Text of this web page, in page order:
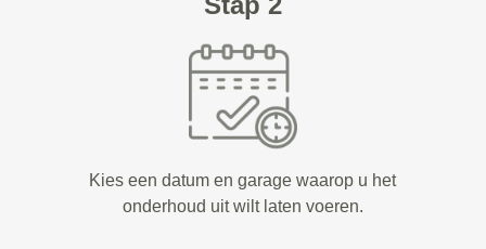
Kies een datum en garage waarop u het
onderhoud uit wilt laten voeren.